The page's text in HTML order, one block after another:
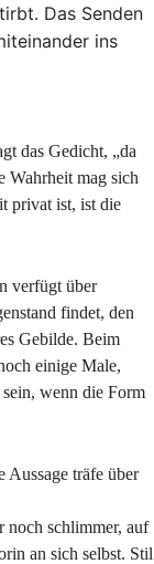
Das Senden
ins
das Gedicht, „da
Wahrheit mag sich
privat ist, ist die
verfügt über
findet, den
Gebilde. Beim
einige Male,
wenn die Form
Aussage träfe über
noch schlimmer, auf
an sich selbst. Stil